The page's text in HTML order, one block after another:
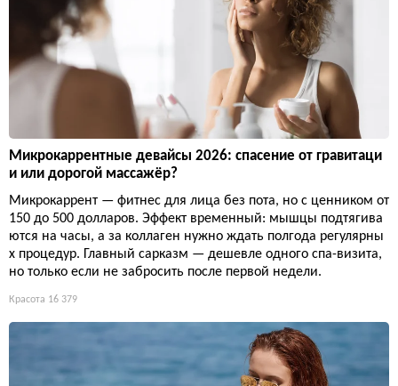
Микрокаррентные девайсы 2026: спасение от гравитаци
и или дорогой массажёр?
Микрокаррент — фитнес для лица без пота, но с ценником от
150 до 500 долларов. Эффект временный: мышцы подтягива
ются на часы, а за коллаген нужно ждать полгода регулярны
х процедур. Главный сарказм — дешевле одного спа-визита,
но только если не забросить после первой недели.
Красота 16 379